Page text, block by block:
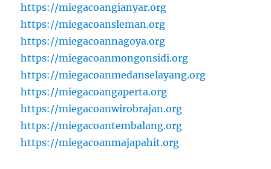
https://miegacoangianyar.org
https://miegacoansleman.org
https://miegacoannagoya.org
https://miegacoanmongonsidi.org
https://miegacoanmedanselayang.org
https://miegacoangaperta.org
https://miegacoanwirobrajan.org
https://miegacoantembalang.org
https://miegacoanmajapahit.org